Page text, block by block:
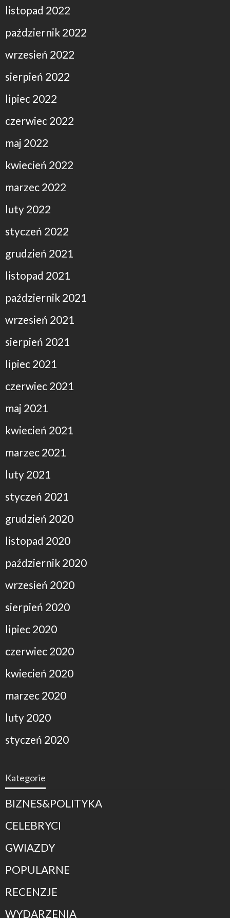
listopad 2022
październik 2022
wrzesień 2022
sierpień 2022
lipiec 2022
czerwiec 2022
maj 2022
kwiecień 2022
marzec 2022
luty 2022
styczeń 2022
grudzień 2021
listopad 2021
październik 2021
wrzesień 2021
sierpień 2021
lipiec 2021
czerwiec 2021
maj 2021
kwiecień 2021
marzec 2021
luty 2021
styczeń 2021
grudzień 2020
listopad 2020
październik 2020
wrzesień 2020
sierpień 2020
lipiec 2020
czerwiec 2020
kwiecień 2020
marzec 2020
luty 2020
styczeń 2020
Kategorie
BIZNES&POLITYKA
CELEBRYCI
GWIAZDY
POPULARNE
RECENZJE
WYDARZENIA